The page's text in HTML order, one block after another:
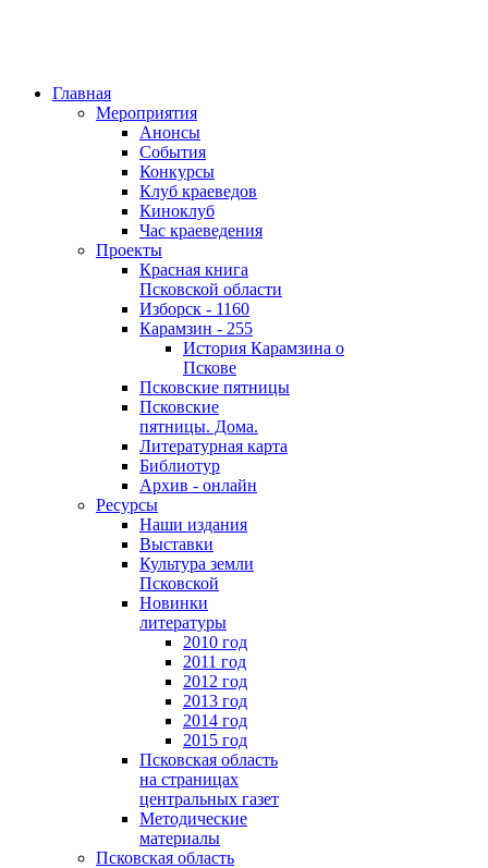
Главная
Мероприятия
Анонсы
События
Конкурсы
Клуб краеведов
Киноклуб
Час краеведения
Проекты
Красная книга
Псковской области
Изборск - 1160
Карамзин - 255
История Карамзина о
Пскове
Псковские пятницы
Псковские
пятницы. Дома.
Литературная карта
Библиотур
Архив - онлайн
Ресурсы
Наши издания
Выставки
Культура земли
Псковской
Новинки
литературы
2010 год
2011 год
2012 год
2013 год
2014 год
2015 год
Псковская область
на страницах
центральных газет
Методические
материалы
Псковская область